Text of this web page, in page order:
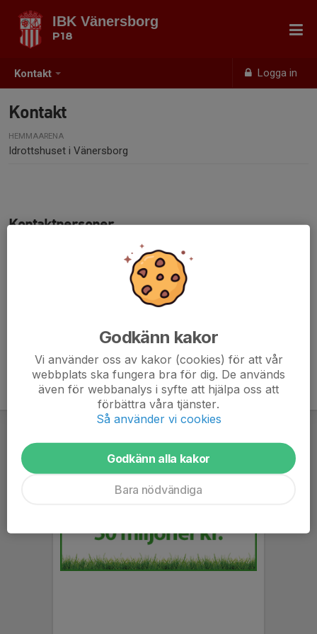
Kontakt Logga in
IBK Vänersborg
P18
Kontakt
HEMMAARENA
Idrottshuset i Vänersborg
Kontaktpersoner
Jonas Gustafsson
jonas@nextlevelsolutions.se
Godkänn kakor
Vi använder oss av kakor (cookies) för att vår
webbplats ska fungera bra för dig. De används
även för webbanalys i syfte att hjälpa oss att
förbättra våra tjänster.
Så använder vi cookies
Godkänn alla kakor
Bara nödvändiga